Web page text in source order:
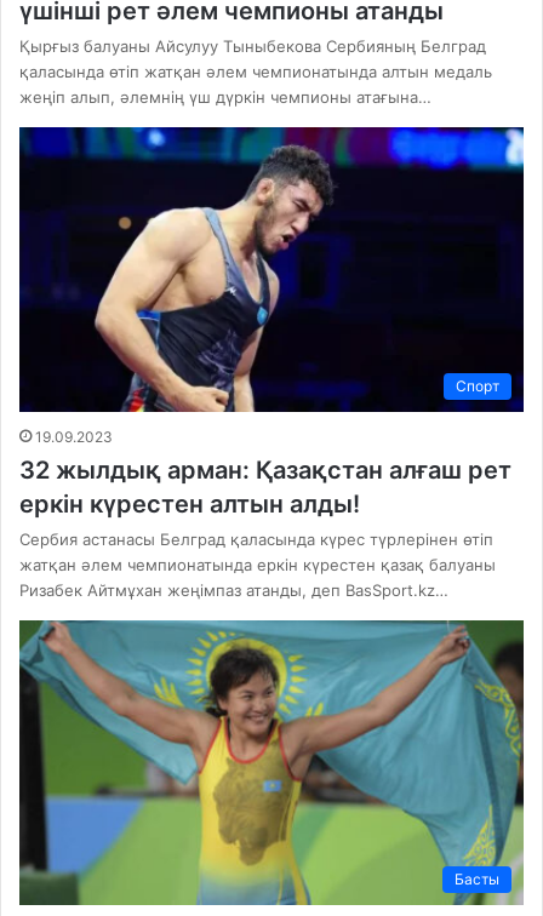
үшінші рет әлем чемпионы атанды
Қырғыз балуаны Айсулуу Тыныбекова Сербияның Белград
қаласында өтіп жатқан әлем чемпионатында алтын медаль
жеңіп алып, әлемнің үш дүркін чемпионы атағына…
Спорт
19.09.2023
32 жылдық арман: Қазақстан алғаш рет
еркін күрестен алтын алды!
Сербия астанасы Белград қаласында күрес түрлерінен өтіп
жатқан әлем чемпионатында еркін күрестен қазақ балуаны
Ризабек Айтмұхан жеңімпаз атанды, деп BasSport.kz…
Басты